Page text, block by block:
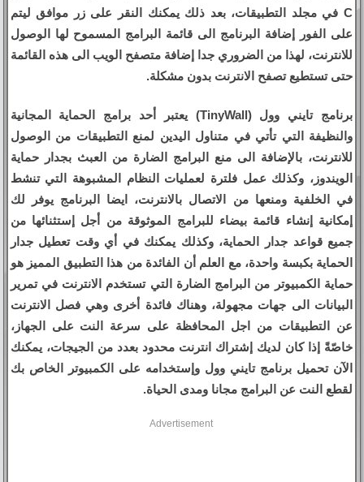
C في مجلد التطبيقات، بعد ذلك يمكنك النقر على زر موافق ليتم
على الفور إضافة البرنامج الى قائمة البرامج المسموح لها الوصول
للانترنت، لهذا من الضروري جدا إضافة متصفح الويب الى هذه القائمة
حتى تستطيع تصفح الانترنت بدون مشكلة.
برنامج تايني وول (TinyWall) يعتبر أحد برامج الحماية المجانية
والنظيفة التي تأتي في متناول اليدين لمنع التطبيقات من الوصول
للانترنت، بالإضافة الى منع البرامج الضارة من العبث بجدار حماية
الويندوز، وكذلك عمل فلترة لعمليات النظام المشبوهة التي تنشط
في الخلفية ومنعها من الاتصال بالانترنت، ايضا البرنامج يوفر لك
إمكانية إنشاء قائمة بيضاء للبرامج الموثوقة من أجل إستثنائها من
جميع قواعد جدار الحماية، وكذلك يمكنك في أي وقت تعطيل جدار
الحماية بكبسة واحدة، مع العلم أن الفائدة من هذا التطبيق المميز هو
حماية الكمبيوتر من البرامج الضارة التي تستخدم الانترنت في تمرير
البيانات الى جهات مجهولة، وهناك فائدة أخرى وهي فصل الانترنت
عن التطبيقات من اجل المحافظة على سرعة النت على الجهاز،
خاصّةً إذا كان لديك إشتراك انترنت محدود بعدد من الجيجات، يمكنك
الآن تحميل برنامج تايني وول وإستخدامه على الكمبيوتر الخاص بك
لقطع النت عن البرامج مجانا ومدى الحياة.
Advertisement